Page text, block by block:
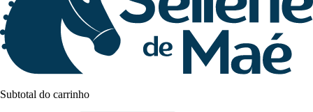
Subtotal do carrinho